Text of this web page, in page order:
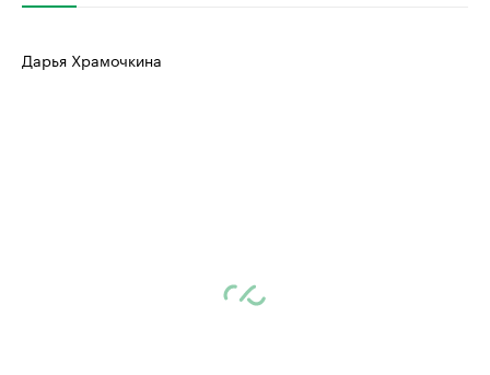
Дарья Храмочкина